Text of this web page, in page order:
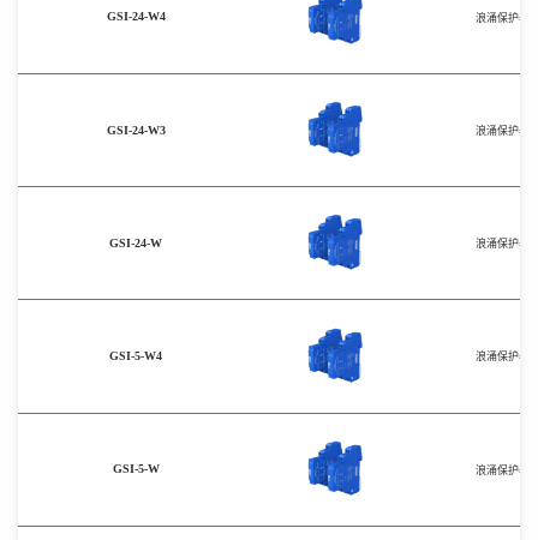
GSI-24-W4 浪涌保护器
GSI-24-W3 浪涌保护器
GSI-24-W 浪涌保护器
GSI-5-W4 浪涌保护器
GSI-5-W 浪涌保护器